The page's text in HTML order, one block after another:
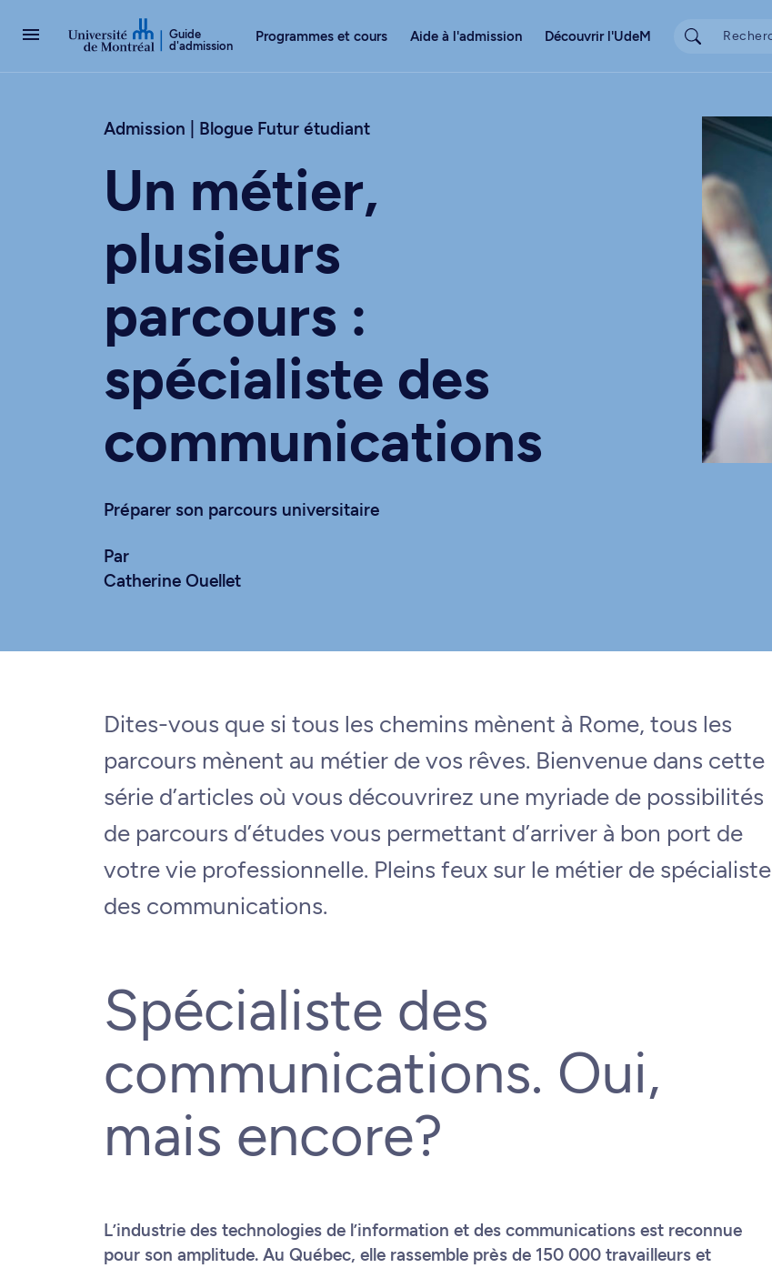
Guide
d'admission
Programmes et cours Aide à l'admission Découvrir l'UdeM
Admission | Blogue Futur étudiant
Un métier,
plusieurs
parcours :
spécialiste des
communications
Préparer son parcours universitaire
Par
Catherine Ouellet
Dites-vous que si tous les chemins mènent à Rome, tous les
parcours mènent au métier de vos rêves. Bienvenue dans cette
série d’articles où vous découvrirez une myriade de possibilités
de parcours d’études vous permettant d’arriver à bon port de
votre vie professionnelle. Pleins feux sur le métier de spécialiste
des communications.
Spécialiste des
communications. Oui,
mais encore?
L’industrie des technologies de l’information et des communications est reconnue
pour son amplitude. Au Québec, elle rassemble près de 150 000 travailleurs et